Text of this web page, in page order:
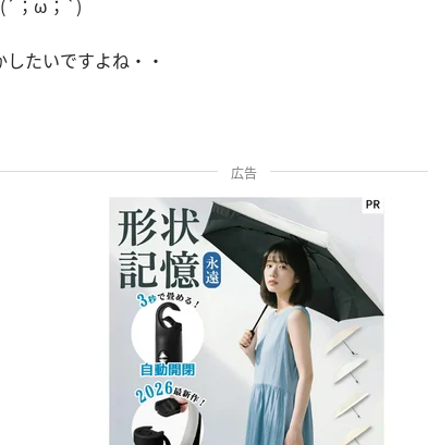
；ω；`)
たいですよね・・
広告